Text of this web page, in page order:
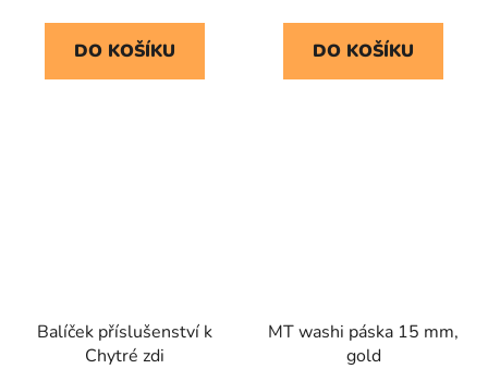
DO KOŠÍKU DO KOŠÍKU
Balíček příslušenství k
Chytré zdi
MT washi páska 15 mm,
gold